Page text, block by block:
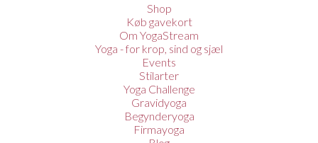
Shop
Køb gavekort
Om YogaStream
Yoga - for krop, sind og sjæl
Events
Stilarter
Yoga Challenge
Gravidyoga
Begynderyoga
Firmayoga